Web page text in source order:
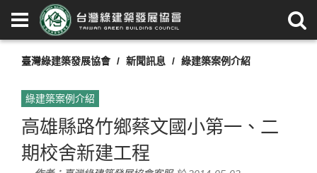
臺灣綠建築發展協會 新聞訊息 綠建築案例介紹
綠建築案例介紹
高雄縣路竹鄉蔡文國小第一、二
期校舍新建工程